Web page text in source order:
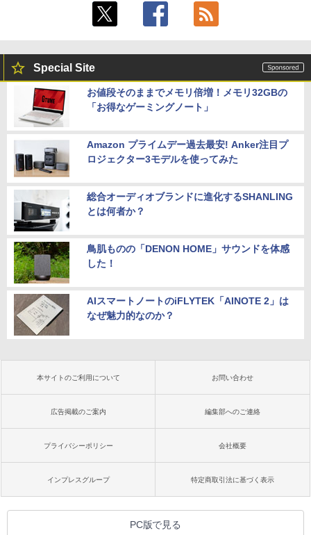
Special Site
お値段そのままでメモリ倍増！メモリ32GBの
「お得なゲーミングノート」
Amazon プライムデー過去最安! Anker注目プ
ロジェクター3モデルを使ってみた
総合オーディオブランドに進化するSHANLING
とは何者か？
鳥肌ものの「DENON HOME」サウンドを体感
した！
AIスマートノートのiFLYTEK「AINOTE 2」は
なぜ魅力的なのか？
本サイトのご利用について お問い合わせ
広告掲載のご案内 編集部へのご連絡
プライバシーポリシー 会社概要
インプレスグループ 特定商取引法に基づく表示
PC版で見る